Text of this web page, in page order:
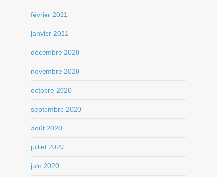
février 2021
janvier 2021
décembre 2020
novembre 2020
octobre 2020
septembre 2020
août 2020
juillet 2020
juin 2020